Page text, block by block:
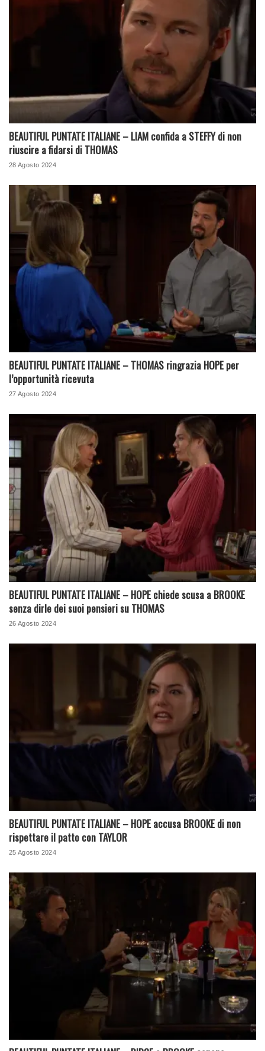
BEAUTIFUL PUNTATE ITALIANE – LIAM confida a STEFFY di non
riuscire a fidarsi di THOMAS
28 Agosto 2024
BEAUTIFUL PUNTATE ITALIANE – THOMAS ringrazia HOPE per
l’opportunità ricevuta
27 Agosto 2024
BEAUTIFUL PUNTATE ITALIANE – HOPE chiede scusa a BROOKE
senza dirle dei suoi pensieri su THOMAS
26 Agosto 2024
BEAUTIFUL PUNTATE ITALIANE – HOPE accusa BROOKE di non
rispettare il patto con TAYLOR
25 Agosto 2024